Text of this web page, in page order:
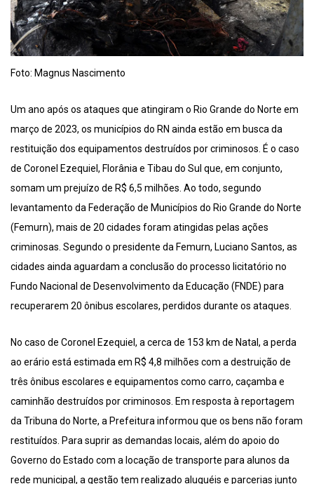
Foto: Magnus Nascimento
Um ano após os ataques que atingiram o Rio Grande do Norte em
março de 2023, os municípios do RN ainda estão em busca da
restituição dos equipamentos destruídos por criminosos. É o caso
de Coronel Ezequiel, Florânia e Tibau do Sul que, em conjunto,
somam um prejuízo de R$ 6,5 milhões. Ao todo, segundo
levantamento da Federação de Municípios do Rio Grande do Norte
(Femurn), mais de 20 cidades foram atingidas pelas ações
criminosas. Segundo o presidente da Femurn, Luciano Santos, as
cidades ainda aguardam a conclusão do processo licitatório no
Fundo Nacional de Desenvolvimento da Educação (FNDE) para
recuperarem 20 ônibus escolares, perdidos durante os ataques.
No caso de Coronel Ezequiel, a cerca de 153 km de Natal, a perda
ao erário está estimada em R$ 4,8 milhões com a destruição de
três ônibus escolares e equipamentos como carro, caçamba e
caminhão destruídos por criminosos. Em resposta à reportagem
da Tribuna do Norte, a Prefeitura informou que os bens não foram
restituídos. Para suprir as demandas locais, além do apoio do
Governo do Estado com a locação de transporte para alunos da
rede municipal, a gestão tem realizado aluguéis e parcerias junto